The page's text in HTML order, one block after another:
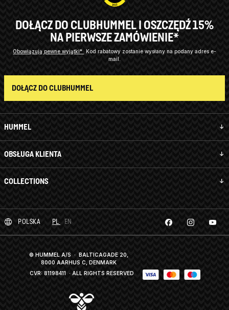
HUMMEL
OBSŁUGA KLIENTA
COLLECTIONS
DOŁĄCZ DO CLUBHUMMEL I OSZCZĘDŹ 15%
NA PIERWSZE ZAMÓWIENIE*
Obowiązują pewne wyjątki* Kod rabatowy zostanie wysłany na podany adres e-
mail.
DOŁĄCZ DO CLUBHUMMEL
POLSKA PL EN
© HUMMEL A/S · BALTICAGADE 20,
8000 AARHUS C, DENMARK
CVR: 81198411 · ALL RIGHTS RESERVED